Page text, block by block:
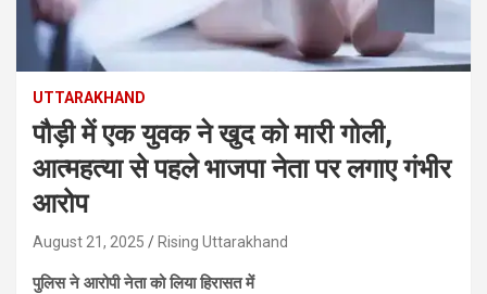
UTTARAKHAND
पौड़ी में एक युवक ने खुद को मारी गोली,
आत्महत्या से पहले भाजपा नेता पर लगाए गंभीर
आरोप
August 21, 2025 Rising Uttarakhand
पुलिस ने आरोपी नेता को लिया हिरासत में